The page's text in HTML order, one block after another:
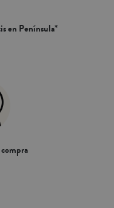
en Península*